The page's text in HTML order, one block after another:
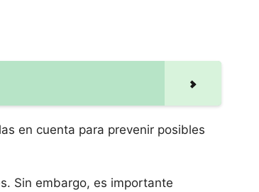
en cuenta para prevenir posibles
Sin embargo, es importante